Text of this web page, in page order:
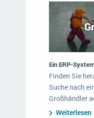
Ein ERP-
Finden Sie
Suche nach
Großhändler
Weiterlesen